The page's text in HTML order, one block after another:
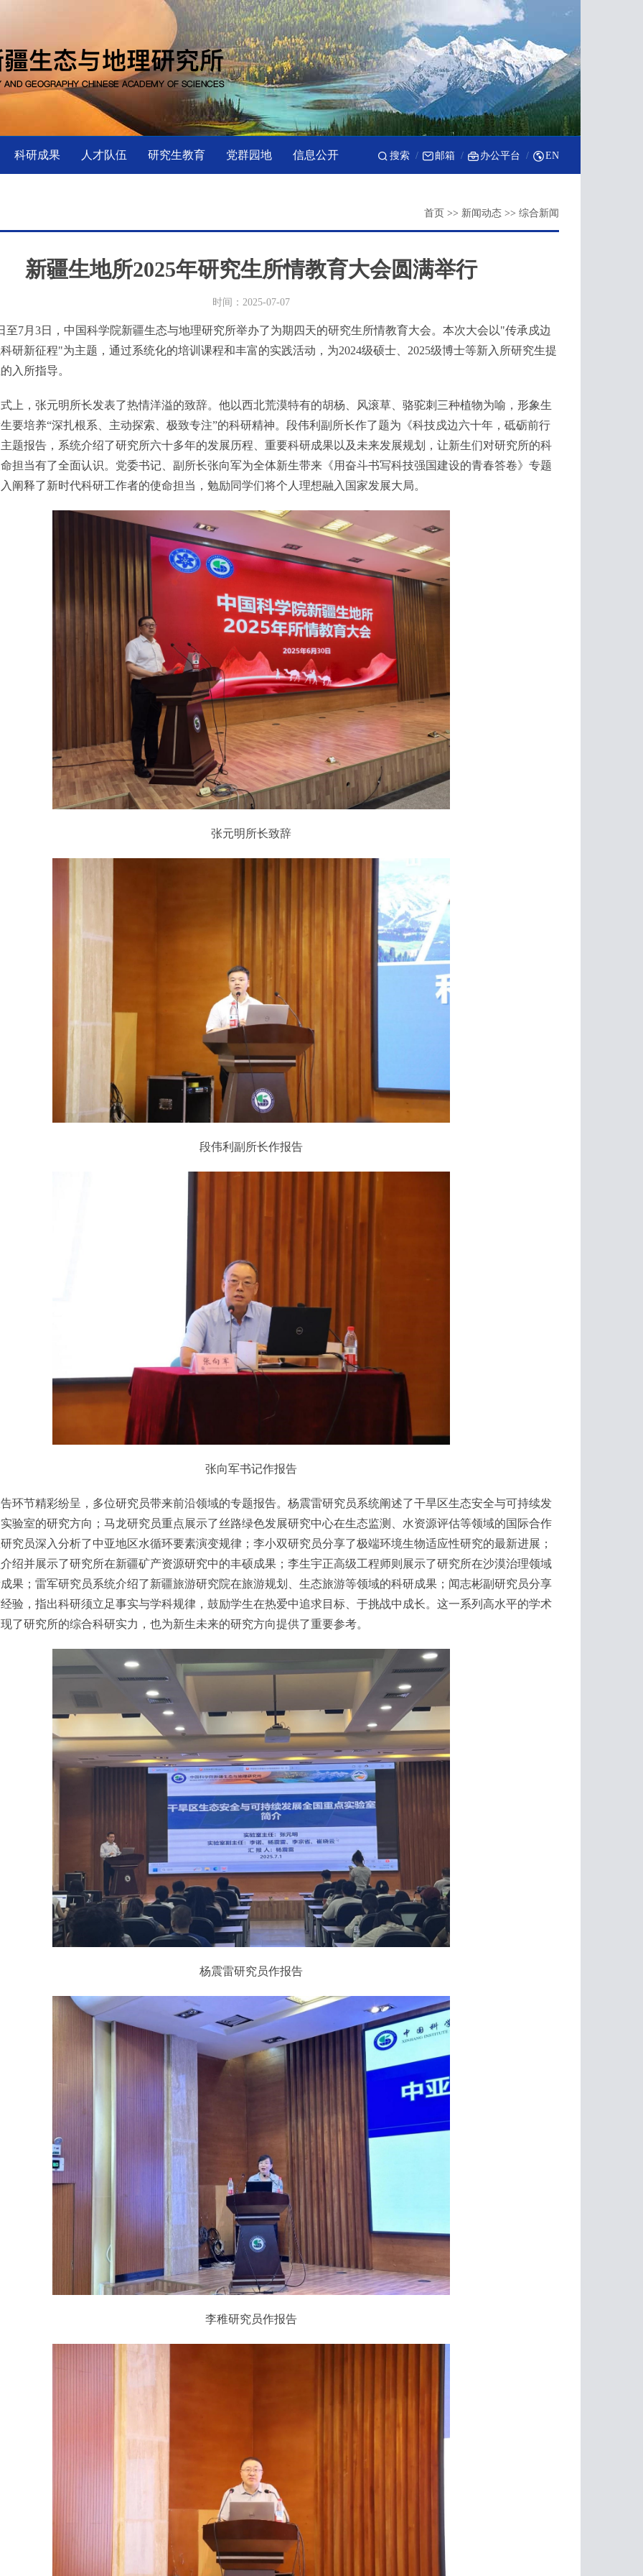
科研成果 人才队伍 研究生教育 党群园地 信息公开 搜索 邮箱 办公平台 EN
首页 >> 新闻动态 >> 综合新闻
新疆生地所2025年研究生所情教育大会圆满举行
时间：2025-07-07
月3日，中国科学院新疆生态与地理研究所举办了为期四天的研究生所情教育大会。本次大会以"传承戍边
研新征程"为主题，通过系统化的培训课程和丰富的实践活动，为2024级硕士、2025级博士等新入所研究生提
入所指导。
张元明所长发表了热情洋溢的致辞。他以西北荒漠特有的胡杨、风滚草、骆驼刺三种植物为喻，形象生
要培养“深扎根系、主动探索、极致专注”的科研精神。段伟利副所长作了题为《科技戍边六十年，砥砺前行
题报告，系统介绍了研究所六十多年的发展历程、重要科研成果以及未来发展规划，让新生们对研究所的科
担当有了全面认识。党委书记、副所长张向军为全体新生带来《用奋斗书写科技强国建设的青春答卷》专题
阐释了新时代科研工作者的使命担当，勉励同学们将个人理想融入国家发展大局。
张元明所长致辞
段伟利副所长作报告
张向军书记作报告
精彩纷呈，多位研究员带来前沿领域的专题报告。杨震雷研究员系统阐述了干旱区生态安全与可持续发
验室的研究方向；马龙研究员重点展示了丝路绿色发展研究中心在生态监测、水资源评估等领域的国际合作
究员深入分析了中亚地区水循环要素演变规律；李小双研究员分享了极端环境生物适应性研究的最新进展；
绍并展示了研究所在新疆矿产资源研究中的丰硕成果；李生宇正高级工程师则展示了研究所在沙漠治理领域
果；雷军研究员系统介绍了新疆旅游研究院在旅游规划、生态旅游等领域的科研成果；闻志彬副研究员分享
验，指出科研须立足事实与学科规律，鼓励学生在热爱中追求目标、于挑战中成长。这一系列高水平的学术
了研究所的综合科研实力，也为新生未来的研究方向提供了重要参考。
杨震雷研究员作报告
李稚研究员作报告